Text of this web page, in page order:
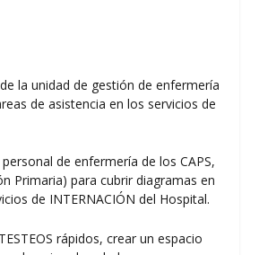
la unidad de gestión de enfermería
de asistencia en los servicios de
de enfermería de los CAPS,
Primaria) para cubrir diagramas en
de INTERNACIÓN del Hospital.
rápidos, crear un espacio